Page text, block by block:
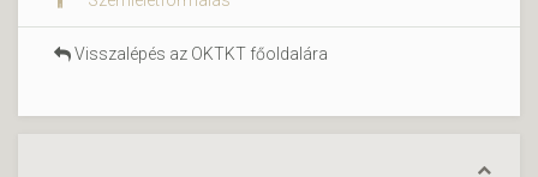
Visszalépés az OKTKT főoldalára